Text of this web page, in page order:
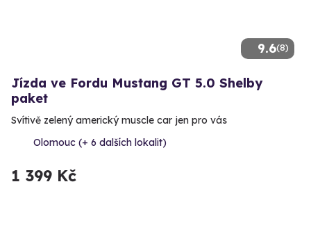
9.6(8)
Jízda ve Fordu Mustang GT 5.0 Shelby
paket
Svítivě zelený americký muscle car jen pro vás
Olomouc (+ 6 dalších lokalit)
1 399 Kč